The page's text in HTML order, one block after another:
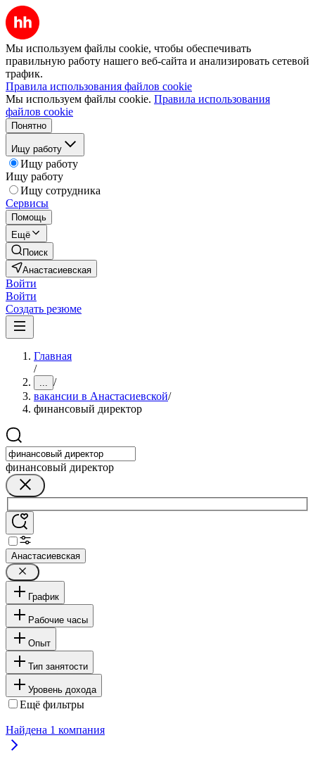
Мы используем файлы cookie, чтобы обеспечивать
правильную работу нашего веб-сайта и анализировать сетевой
трафик.
Правила использования файлов cookie
Мы используем файлы cookie. Правила использования
файлов cookie
Понятно
Ищу работу
Ищу работу
Ищу работу
Ищу сотрудника
Сервисы
Помощь
Ещё
Поиск
Анастасиевская
Войти
Войти
Создать резюме
Главная
/
... /
вакансии в Анастасиевской/
финансовый директор
финансовый директор
Анастасиевская
График
Рабочие часы
Опыт
Тип занятости
Уровень дохода
Ещё фильтры
Найдена 1 компания